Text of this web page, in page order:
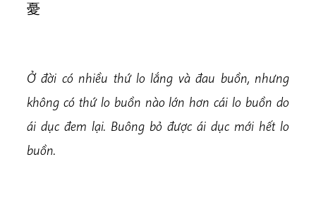
憂
Ở đời có nhiều thứ lo lắng và đau buồn, nhưng
không có thứ lo buồn nào lớn hơn cái lo buồn do
ái dục đem lại. Buông bỏ được ái dục mới hết lo
buồn.